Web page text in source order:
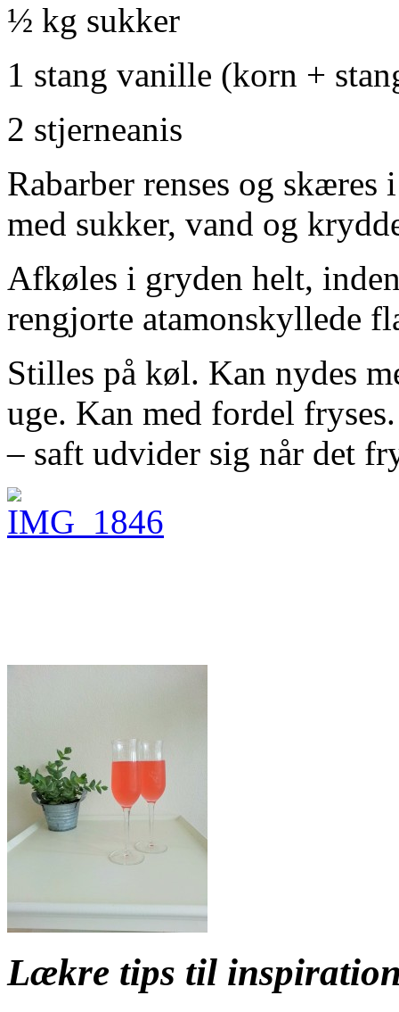
½ kg sukker
1 stang vanille (korn +
2 stjerneanis
Rabarber renses og
med sukker, vand og
Afkøles i gryden helt,
rengjorte atamonskyllede
Stilles på køl. Kan nydes
uge. Kan med fordel
– saft udvider sig når det
Lækre tips til